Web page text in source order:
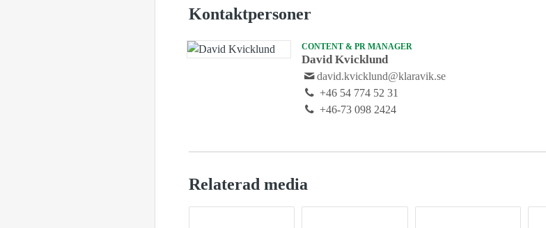
Kontaktpersoner
CONTENT & PR MANAGER
David Kvicklund
david.kvicklund@klaravik.se
+46 54 774 52 31
+46-73 098 2424
Relaterad media